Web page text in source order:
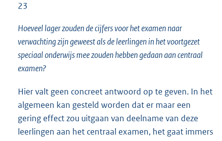
23
Hoeveel lager zouden de cijfers voor het examen naar
verwachting zijn geweest als de leerlingen in het voortgezet
speciaal onderwijs mee zouden hebben gedaan aan centraal
examen?
Hier valt geen concreet antwoord op te geven. In het
algemeen kan gesteld worden dat er maar een
gering effect zou uitgaan van deelname van deze
leerlingen aan het centraal examen, het gaat immers